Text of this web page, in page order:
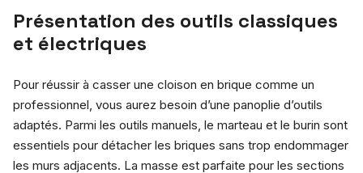
Présentation des outils classiques
et électriques
Pour réussir à casser une cloison en brique comme un
professionnel, vous aurez besoin d’une panoplie d’outils
adaptés. Parmi les outils manuels, le marteau et le burin sont
essentiels pour détacher les briques sans trop endommager
les murs adjacents. La masse est parfaite pour les sections